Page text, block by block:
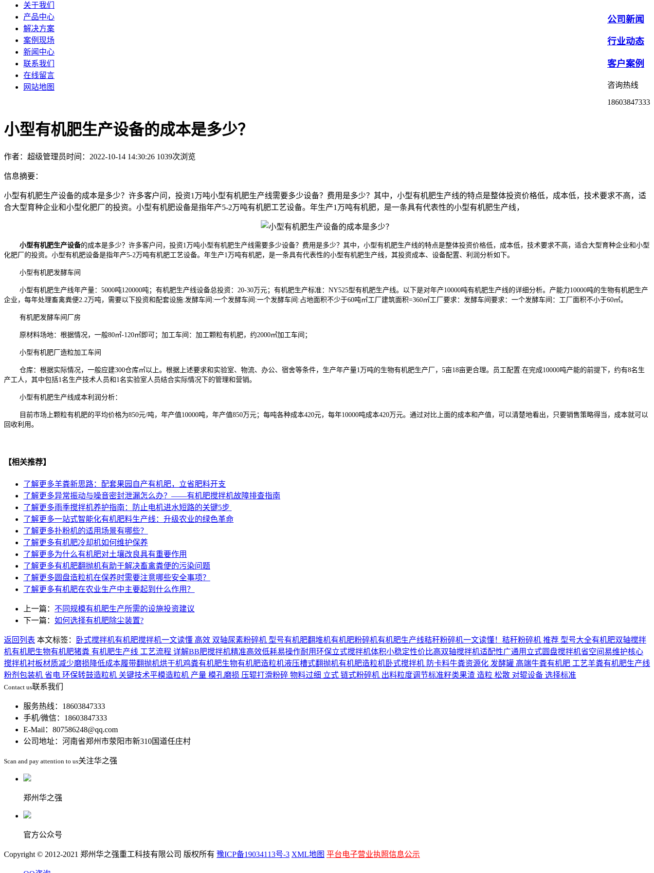
公司新闻
行业动态
客户案例
咨询热线
18603847333
小型有机肥生产设备的成本是多少？
作者：超级管理员 时间：2022-10-14 14:30:26 1039次浏览
信息摘要：
小型有机肥生产设备的成本是多少？许多客户问，投资1万吨小型有机肥生产线需要多少设备？费用是多少？其中，小型有机肥生产线的特点是整体投资价格低，成本低，技术要求不高，适
合大型育种企业和小型化肥厂的投资。小型有机肥设备是指年产5-2万吨有机肥工艺设备。年生产1万吨有机肥，是一条具有代表性的小型有机肥生产线，
小型有机肥生产设备的成本是多少？许多客户问，投资1万吨小型有机肥生产线需要多少设备？费用是多少？其中，小型有机肥生产线的特点是整体投资价格低，成本低，技术要求不高，适合大型育种企业和小型
化肥厂的投资。小型有机肥设备是指年产5-2万吨有机肥工艺设备。年生产1万吨有机肥，是一条具有代表性的小型有机肥生产线，其投资成本、设备配置、利润分析如下。
小型有机肥发酵车间
小型有机肥生产线年产量：5000吨120000吨；有机肥生产线设备总投资：20-30万元；有机肥生产标准：NY525型有机肥生产线。以下是对年产10000吨有机肥生产线的详细分析。产能力10000吨的生物有机肥生产
企业，每年处理畜禽粪便2.2万吨，需要以下投资和配套设施:发酵车间:一个发酵车间:一个发酵车间:占地面积不少于60吨㎡工厂建筑面积=360㎡工厂要求：发酵车间要求：一个发酵车间：工厂面积不小于60㎡。
有机肥发酵车间厂房
原材料场地：根据情况，一般80㎡-120㎡即可；加工车间：加工颗粒有机肥，约2000㎡加工车间；
小型有机肥厂造粒加工车间
仓库：根据实际情况，一般应建300仓库㎡以上。根据上述要求和实验室、物流、办公、宿舍等条件，生产年产量1万吨的生物有机肥生产厂，5亩18亩更合理。员工配置:在完成10000吨产能的前提下，约有8名生
产工人，其中包括1名生产技术人员和1名实验室人员结合实际情况下的管理和营销。
小型有机肥生产线成本利润分析：
目前市场上颗粒有机肥的平均价格为850元/吨，年产值10000吨，年产值850万元；每吨各种成本420元，每年10000吨成本420万元。通过对比上面的成本和产值，可以清楚地看出，只要销售策略得当，成本就可以
回收利用。
【相关推荐】
了解更多羊粪新思路：配套果园自产有机肥，立省肥料开支
了解更多异常振动与噪音‌密封泄漏怎么办？——有机肥搅拌机故障排查指南
了解更多雨季搅拌机养护指南：防止电机进水短路的关键5步 ‌
了解更多一站式智能化有机肥料生产线：升级农业的绿色革命
了解更多扑粉机的适用场景有哪些？
了解更多有机肥冷却机如何维护保养
了解更多为什么有机肥对土壤改良具有重要作用
了解更多有机肥翻抛机有助于解决畜禽粪便的污染问题
了解更多 圆盘造粒机在保养时需要注意哪些安全事项？
了解更多有机肥在农业生产中主要起到什么作用？
上一篇： 不同规模有机肥生产所需的设施投资建议
下一篇： 如何选择有机肥除尘装置?
返回列表 本文标签： 卧式搅拌机有机肥搅拌机一文读懂 高效 双轴尿素粉碎机 型号有机肥翻堆机有机肥粉碎机有机肥生产线秸秆粉碎机一文读懂！秸秆粉碎机 推荐 型号大全有机肥双轴搅拌
机有机肥生物有机肥猪粪 有机肥生产线 工艺流程 详解BB肥搅拌机精准高效低耗易操作耐用环保立式搅拌机体积小稳定性价比高双轴搅拌机适配性广通用 立式圆盘搅拌机省空间易维护核心
搅拌机衬板材质减少磨损 降低成本履带翻抛机烘干机鸡粪有机肥生物有机肥造粒机液压槽式翻抛机有机肥造粒机卧式搅拌机 防卡料牛粪资源化 发酵罐 高端牛粪有机肥 工艺羊粪有机肥生产线
粉剂包装机 省电 环保转鼓造粒机 关键技术平模造粒机 产量 模孔磨损 压辊打滑粉碎 物料过细 立式 链式粉碎机 出料粒度调节标准籽类果渣 造粒 松散 对辊设备 选择标准
关于我们
产品中心
解决方案
案例现场
新闻中心
联系我们
在线留言
网站地图
Contact us联系我们
服务热线：18603847333
手机/微信：18603847333
E-Mail：807586248@qq.com
公司地址：河南省郑州市荥阳市新310国道任庄村
Scan and pay attention to us关注华之强
郑州华之强
官方公众号
Copyright © 2012-2021 郑州华之强重工科技有限公司 版权所有 豫ICP备19034113号-3 XML地图 平台电子营业执照信息公示